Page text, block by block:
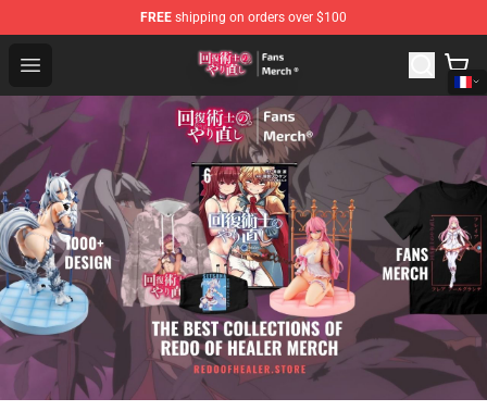
FREE shipping on orders over $100
Open menu
Redo Of Healer Store - Official Redo Of Healer